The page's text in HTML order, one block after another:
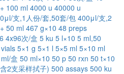
100 ml 4000 u 40000 u
支,1人份/套,50套/包 400μl/支,2
50 ml 467 g×10 48 preps
4x96次/盒 5 ku 5 l×10 5 ml,50
5×1 g 5×1 l 5×5 ml 5×10 ml
盒 50 ml×10 50 p 50 rxn 50 t×10
2支采样拭子) 500 assays 500 ku